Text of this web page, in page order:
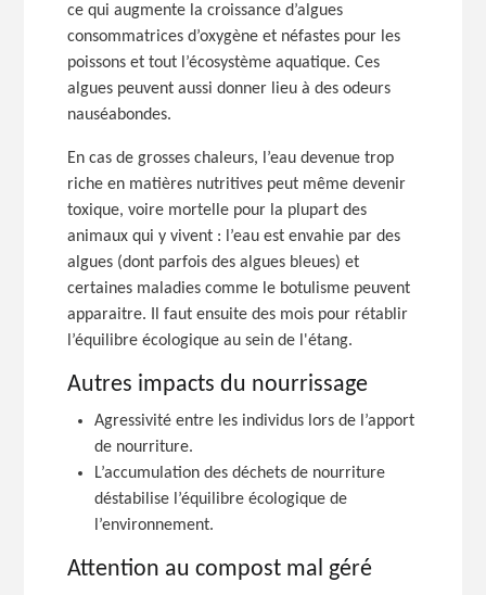
ce qui augmente la croissance d’algues
consommatrices d’oxygène et néfastes pour les
poissons et tout l’écosystème aquatique. Ces
algues peuvent aussi donner lieu à des odeurs
nauséabondes.
En cas de grosses chaleurs, l’eau devenue trop
riche en matières nutritives peut même devenir
toxique, voire mortelle pour la plupart des
animaux qui yvivent : l’eau est envahie par des
algues (dont parfois des algues bleues) et
certaines maladies comme le botulisme peuvent
apparaitre. Il faut ensuite des mois pour rétablir
l’équilibre écologique au sein de l'étang.
Autres impacts du nourrissage
Agressivité entre les individus lors de l’apport
de nourriture.
L’accumulation des déchets de nourriture
déstabilise l’équilibre écologique de
l’environnement.
Attention au compost mal géré